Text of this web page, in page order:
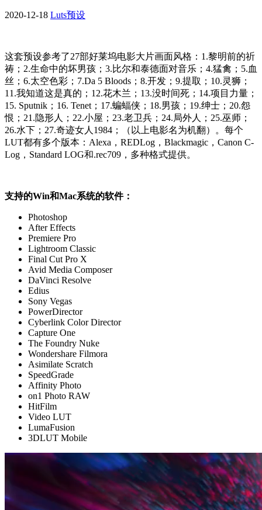
2020-12-18 Luts预设
这套预设参考了27部好莱坞电影大片画面风格：1.黎明前的祈
祷；2.生命中的坏男孩；3.比尔和泰德面对音乐；4.猛禽；5.血
丝；6.太空色彩；7.Da 5 Bloods；8.开发；9.提取；10.灵狮；
11.我知道这是真的；12.花木兰；13.没时间死；14.项目力量；
15. Sputnik；16. Tenet；17.蝙蝠侠；18.男孩；19.绅士；20.怨
恨；21.隐形人；22.小屋；23.老卫兵；24.局外人；25.巫师；
26.水下；27.奇迹女人1984；（以上电影名为机翻）。每个
LUT都有多个版本：Alexa，REDLog，Blackmagic，Canon C-
Log，Standard LOG和.rec709，多种格式提供。
支持的Win和Mac系统的软件：
Photoshop
After Effects
Premiere Pro
Lightroom Classic
Final Cut Pro X
Avid Media Composer
DaVinci Resolve
Edius
Sony Vegas
PowerDirector
Cyberlink Color Director
Capture One
The Foundry Nuke
Wondershare Filmora
Asimilate Scratch
SpeedGrade
Affinity Photo
on1 Photo RAW
HitFilm
Video LUT
LumaFusion
3DLUT Mobile